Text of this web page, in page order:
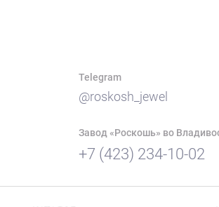
Telegram
@roskosh_jewel
Завод «Роскошь» во
+7 (423) 234-10-02